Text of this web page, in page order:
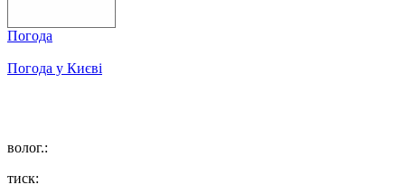
Погода
Погода у Києві
волог.:
тиск: